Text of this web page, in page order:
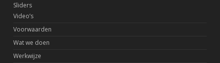
Sliders
Video’s
Voorwaarden
Wat we doen
Werkwijze